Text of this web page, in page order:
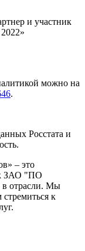
и участник
можно на
.
Росстата и
– это
к ЗАО "ПО
отрасли. Мы
к